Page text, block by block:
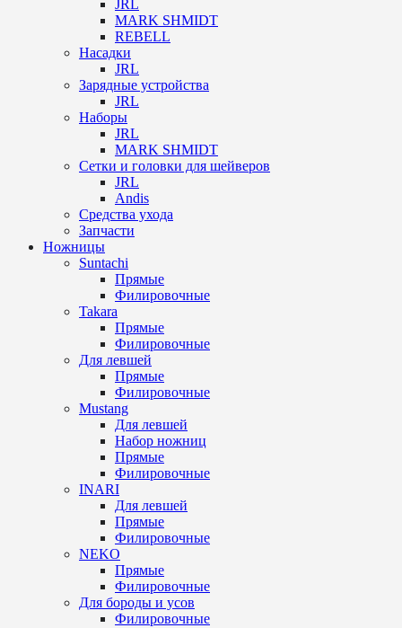
JRL
MARK SHMIDT
REBELL
Насадки
JRL
Зарядные устройства
JRL
Наборы
JRL
MARK SHMIDT
Сетки и головки для шейверов
JRL
Andis
Средства ухода
Запчасти
Ножницы
Suntachi
Прямые
Филировочные
Takara
Прямые
Филировочные
Для левшей
Прямые
Филировочные
Mustang
Для левшей
Набор ножниц
Прямые
Филировочные
INARI
Для левшей
Прямые
Филировочные
NEKO
Прямые
Филировочные
Для бороды и усов
Филировочные